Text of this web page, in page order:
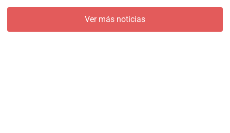
Ver más noticias